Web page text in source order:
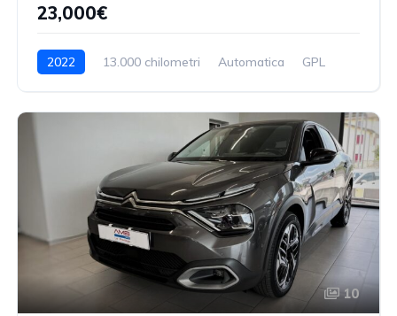
23,000€
2022 13.000 chilometri Automatica GPL
10